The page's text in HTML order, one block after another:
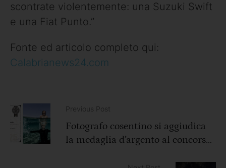
scontrate violentemente: una Suzuki Swift
e una Fiat Punto.”
Fonte ed articolo completo qui:
Calabrianews24.com
Fotografo cosentino si aggiudica
la medaglia d’argento al concorso